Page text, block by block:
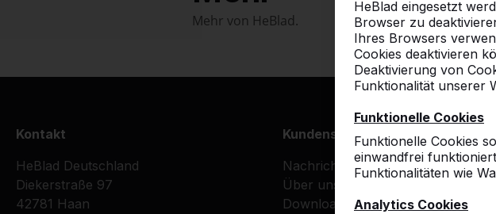
HeBlad eingesetzt
Browser zu
Ihres Browsers
Cookies deaktivieren
Deaktivierung von
Funktionalität unserer
Funktionelle Cookies
Funktionelle Cookies
einwandfrei
Funktionalitäten wie
Analytics Cookies
Mehr von HeBlad.
Kontakt
HeBlad Deutschland
Diekerstraße 97
42781 Haan
Kundenservice
Nachrichten
Über uns
Downloads